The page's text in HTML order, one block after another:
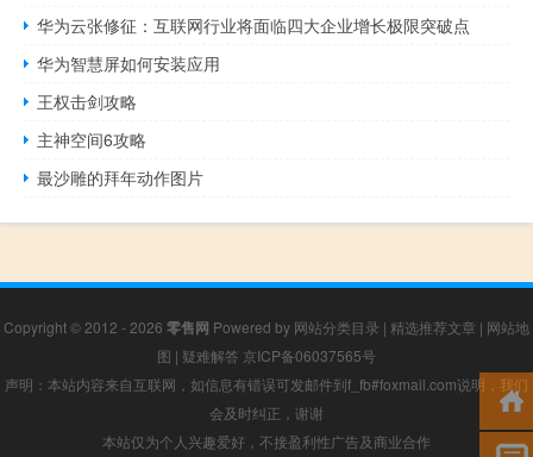
华为云张修征：互联网行业将面临四大企业增长极限突破点
华为智慧屏如何安装应用
王权击剑攻略
主神空间6攻略
最沙雕的拜年动作图片
Copyright © 2012 - 2026 零售网 Powered by 网站分类目录 | 精选推荐文章 | 网站地
图 | 疑难解答 京ICP备06037565号
声明：本站内容来自互联网，如信息有错误可发邮件到f_fb#foxmail.com说明，我们
会及时纠正，谢谢
本站仅为个人兴趣爱好，不接盈利性广告及商业合作